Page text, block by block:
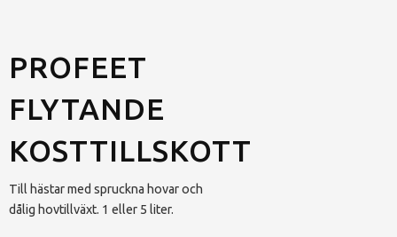
PROFEET
FLYTANDE
KOSTTILLSKOTT
Till hästar med spruckna hovar och
dålig hovtillväxt. 1 eller 5 liter.